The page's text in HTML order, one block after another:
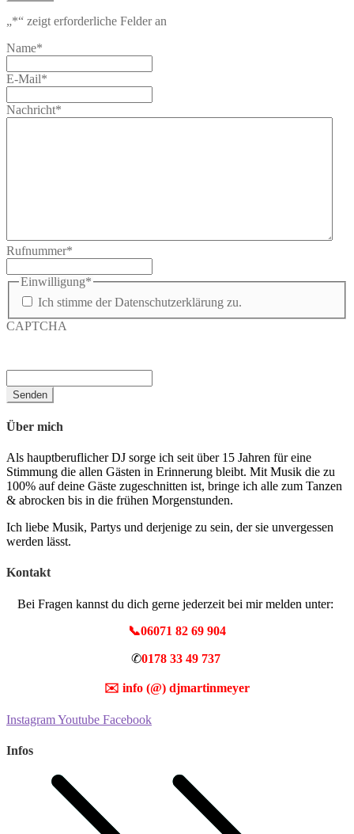
„*“ zeigt erforderliche Felder an
Name*
E-Mail*
Nachricht*
Rufnummer*
Einwilligung*
Ich stimme der Datenschutzerklärung zu.
CAPTCHA
Über mich
Als hauptberuflicher DJ sorge ich seit über 15 Jahren für eine
Stimmung die allen Gästen in Erinnerung bleibt. Mit Musik die zu
100% auf deine Gäste zugeschnitten ist, bringe ich alle zum Tanzen
& abrocken bis in die frühen Morgenstunden.
Ich liebe Musik, Partys und derjenige zu sein, der sie unvergessen
werden lässt.
Kontakt
Bei Fragen kannst du dich gerne jederzeit bei mir melden unter:
📞06071 82 69 904
✆0178 33 49 737
✉️ info (@) djmartinmeyer
InstagramYoutube Facebook
Infos